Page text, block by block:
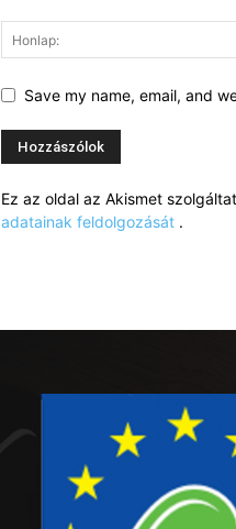
Save my name, email, and
Ez az oldal az Akismet
adatainak feldolgozását .